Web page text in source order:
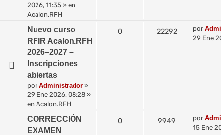
2026, 11:35 » en
Acalon.RFH
Nuevo curso
RFIR Acalon.RFH
2026–2027 –
Inscripciones
abiertas
por Administrador »
29 Ene 2026, 08:28 »
en Acalon.RFH
0 22292 por
29 Ene
CORRECCIÓN
EXAMEN
0 9949 por
15 Ene